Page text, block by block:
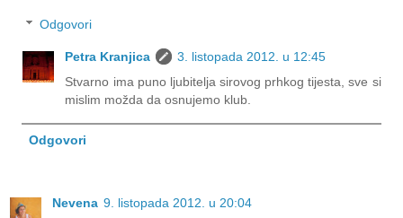
Odgovori
Petra Kranjica
3. listopada 2012. u 12:45
Stvarno ima puno ljubitelja sirovog prhkog tijesta, sve si
mislim možda da osnujemo klub.
Odgovori
Nevena 9. listopada 2012. u 20:04